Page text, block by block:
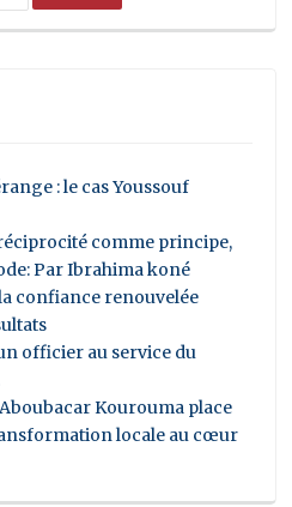
: le cas Youssouf
comme principe,
Par Ibrahima koné
confiance renouvelée
officier au service du
Kourouma place
locale au cœur